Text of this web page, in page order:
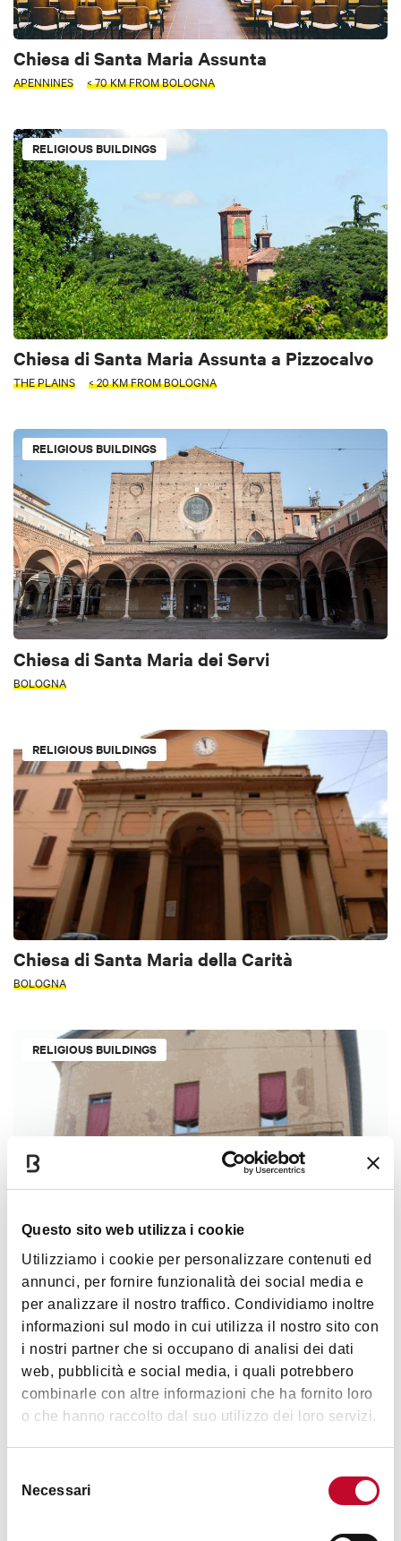
Questo sito web utilizza i cookie
Utilizziamo i cookie per personalizzare contenuti ed
annunci, per fornire funzionalità dei social media e
per analizzare il nostro traffico. Condividiamo inoltre
informazioni sul modo in cui utilizza il nostro sito con
i nostri partner che si occupano di analisi dei dati
web, pubblicità e social media, i quali potrebbero
combinarle con altre informazioni che ha fornito loro
o che hanno raccolto dal suo utilizzo dei loro servizi.
delNecessari
Chiesa di Santa Maria Assunta
APENNINES < 70 KM FROM BOLOGNA
RELIGIOUS BUILDINGS
Chiesa di Santa Maria Assunta a Pizzocalvo
THE PLAINS < 20 KM FROM BOLOGNA
RELIGIOUS BUILDINGS
Chiesa di Santa Maria dei Servi
BOLOGNA
RELIGIOUS BUILDINGS
Chiesa di Santa Maria della Carità
BOLOGNA
RELIGIOUS BUILDINGS
Chiesa di Santa Maria della Pioggia
BOLOGNA
RELIGIOUS BUILDINGS